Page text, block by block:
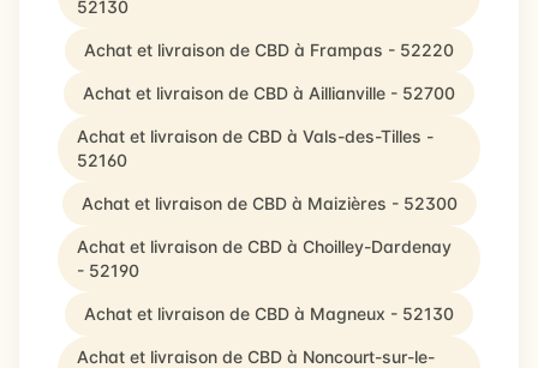
52130
Achat et livraison de CBD à Frampas - 52220
Achat et livraison de CBD à Aillianville - 52700
Achat et livraison de CBD à Vals-des-Tilles -
52160
Achat et livraison de CBD à Maizières - 52300
Achat et livraison de CBD à Choilley-Dardenay
- 52190
Achat et livraison de CBD à Magneux - 52130
Achat et livraison de CBD à Noncourt-sur-le-